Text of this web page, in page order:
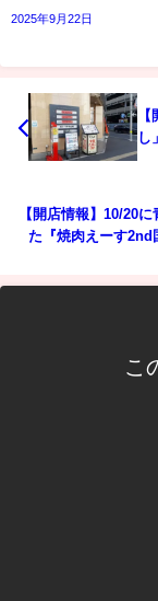
2025年9月22日
し
【開店情報】10/20
た『焼肉えーす2nd
こ